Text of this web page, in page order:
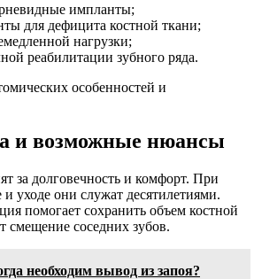
импланты;
для дефицита костной ткани;
нагрузки;
реабилитации зубного ряда.
особенностей и
и возможные нюансы
за долговечность и комфорт. При
уходе они служат десятилетиями.
помогает сохранить объем костной
смещение соседних зубов.
необходим вывод из запоя?